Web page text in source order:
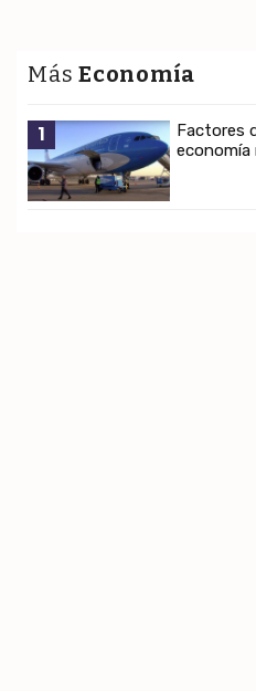
Más Economía
1
Factores
economía